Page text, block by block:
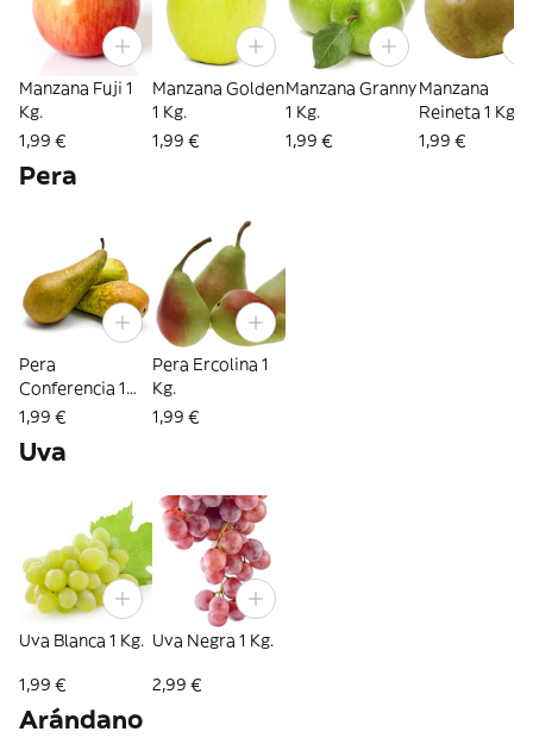
Manzana Fuji 1
Kg.
1,99 €
Manzana Golden
1 Kg.
1,99 €
Manzana Granny
1 Kg.
1,99 €
Manzana
Reineta 1 Kg.
1,99 €
Pera
Pera
Conferencia 1
Kg.
1,99 €
Pera Ercolina 1
Kg.
1,99 €
Uva
Uva Blanca 1 Kg.
1,99 €
Uva Negra 1 Kg.
2,99 €
Arándano